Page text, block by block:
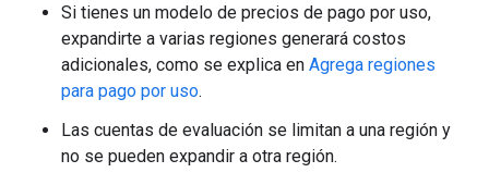
Si tienes un modelo de precios de pago por uso,
expandirte a varias regiones generará costos
adicionales, como se explica en Agrega regiones
para pago por uso.
Las cuentas de evaluación se limitan a una región y
no se pueden expandir a otra región.